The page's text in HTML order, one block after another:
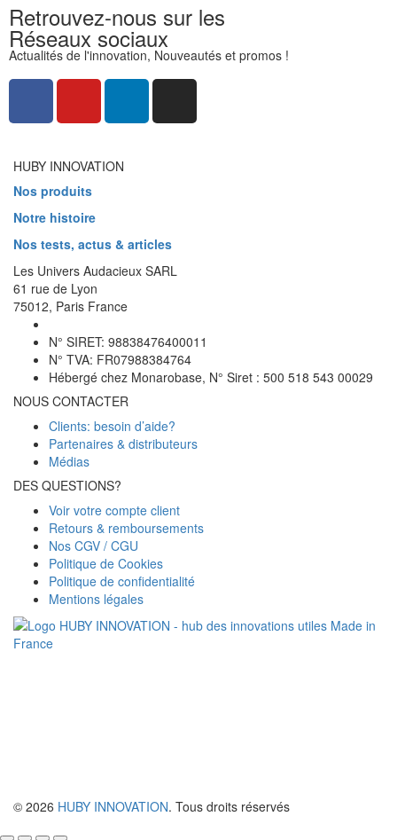
Retrouvez-nous sur les
Réseaux sociaux
Actualités de l'innovation, Nouveautés et promos !
HUBY INNOVATION
Nos produits
Notre histoire
Nos tests, actus & articles
Les Univers Audacieux SARL
61 rue de Lyon
75012, Paris France
N° SIRET: 98838476400011
N° TVA: FR07988384764
Hébergé chez Monarobase, N° Siret : 500 518 543 00029
NOUS CONTACTER
Clients: besoin d’aide?
Partenaires & distributeurs
Médias
DES QUESTIONS?
Voir votre compte client
Retours & remboursements
Nos CGV / CGU
Politique de Cookies
Politique de confidentialité
Mentions légales
© 2026 HUBY INNOVATION. Tous droits réservés